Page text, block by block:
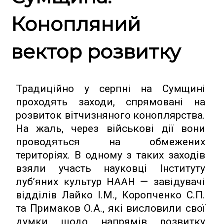
Конопляний
вектор розвитку
Традиційно у серпні на Сумщині
проходять заходи, спрямовані на
розвиток вітчизняного коноплярства.
На жаль, через військові дії вони
проводяться на обмежених
територіях. В одному з таких заходів
взяли участь науковці Інституту
луб’яних культур НААН — завідувачі
відділів Лайко І.М., Коропченко С.П.
та Примаков О.А., які висловили свої
думки щодо напрямів розвитку